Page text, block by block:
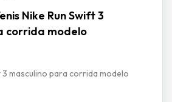
Nike Run Swift 3
corrida modelo
3 masculino para corrida modelo